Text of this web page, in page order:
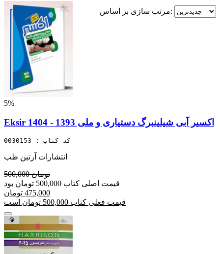
مرتب سازی بر اساس:
5%
Eksir اکسیر آبی شیلینبرگ دستیاری و ملی 1393 - 1404
کد کتاب : 0030153
انتشارات آرتین طب
500,000 تومان
قیمت اصلی کتاب 500,000 تومان بود
475,000 تومان
قیمت فعلی کتاب 500,000 تومان است